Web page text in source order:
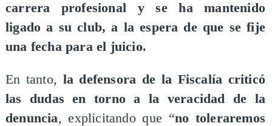
carrera profesional y se ha mantenido
ligado a su club, a la espera de que se fije
una fecha para el juicio.
En tanto, la defensora de la Fiscalía criticó
las dudas en torno a la veracidad de la
denuncia, explicitando que “no toleraremos